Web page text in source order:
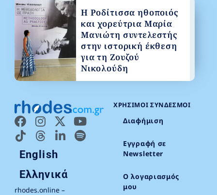
English
Ελληνικά
rhodes.online –
ΧΡΉΣΙΜΟΙ ΣΎΝΔΕΣΜΟΙ
Διαφήμιση
Εγγραφή σε
Newsletter
Ο λογαριασμός
μου
Η Ροδίτισσα ηθοποιός
και χορεύτρια Μαρία
Μανιώτη συντελεστής
στην ιστορική έκθεση
για τη Ζουζού
Νικολούδη